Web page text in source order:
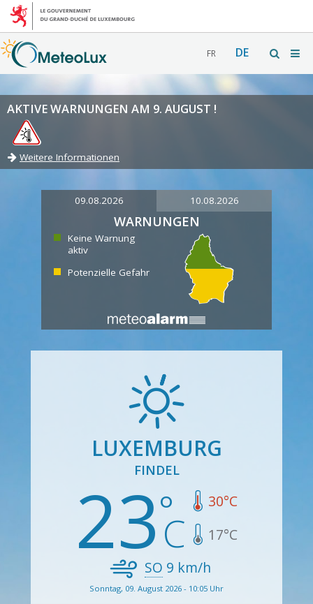
FR DE
AKTIVE WARNUNGEN AM 9. AUGUST !
Weitere Informationen
09.08.2026 10.08.2026
WARNUNGEN
Keine Warnung
aktiv
Potenzielle Gefahr
LUXEMBURG
FINDEL
23 30°C
17°C
SO 9 km/h
Sonntag, 09. August 2026 - 10:05 Uhr